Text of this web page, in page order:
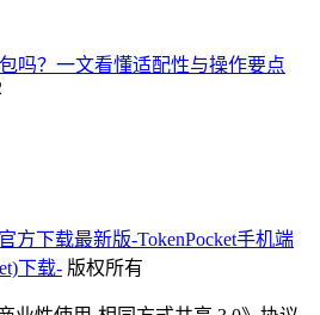
吗？一文看懂适配性与操作要点
方下载最新版-TokenPocket手机端
下载- 版权所有